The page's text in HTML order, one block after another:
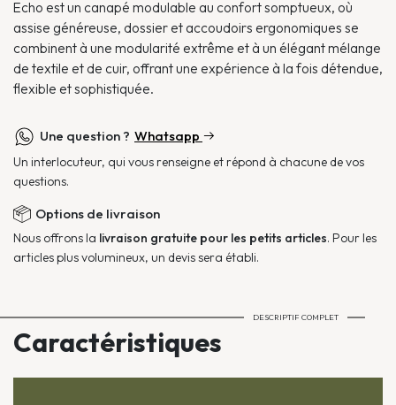
Echo est un canapé modulable au confort somptueux, où
assise généreuse, dossier et accoudoirs ergonomiques se
combinent à une modularité extrême et à un élégant mélange
de textile et de cuir, offrant une expérience à la fois détendue,
flexible et sophistiquée.
Une question ? Whatsapp
Un interlocuteur, qui vous renseigne et répond à chacune de vos
questions.
Options de livraison
Nous offrons la livraison gratuite pour les petits articles. Pour les
articles plus volumineux, un devis sera établi.
Caractéristiques
DESCRIPTIF COMPLET